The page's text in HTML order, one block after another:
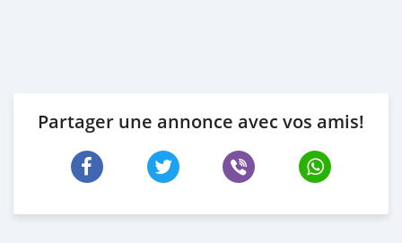
Partager une annonce avec vos amis!